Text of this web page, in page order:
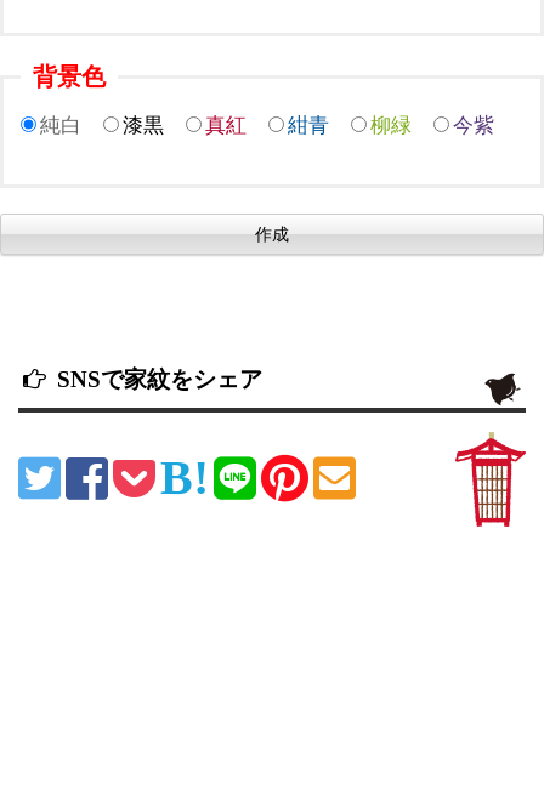
背景色
純白 漆黒 真紅 紺青 柳緑 今紫
SNSで家紋をシェア